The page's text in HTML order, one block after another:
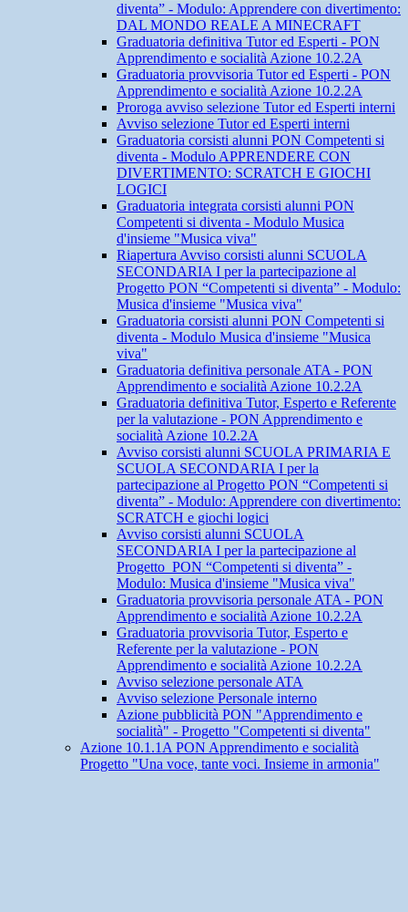
diventa” - Modulo: Apprendere con divertimento:
DAL MONDO REALE A MINECRAFT
Graduatoria definitiva Tutor ed Esperti - PON
Apprendimento e socialità Azione 10.2.2A
Graduatoria provvisoria Tutor ed Esperti - PON
Apprendimento e socialità Azione 10.2.2A
Proroga avviso selezione Tutor ed Esperti interni
Avviso selezione Tutor ed Esperti interni
Graduatoria corsisti alunni PON Competenti si
diventa - Modulo APPRENDERE CON
DIVERTIMENTO: SCRATCH E GIOCHI
LOGICI
Graduatoria integrata corsisti alunni PON
Competenti si diventa - Modulo Musica
d'insieme "Musica viva"
Riapertura Avviso corsisti alunni SCUOLA
SECONDARIA I per la partecipazione al
Progetto PON “Competenti si diventa” - Modulo:
Musica d'insieme "Musica viva"
Graduatoria corsisti alunni PON Competenti si
diventa - Modulo Musica d'insieme "Musica
viva"
Graduatoria definitiva personale ATA - PON
Apprendimento e socialità Azione 10.2.2A
Graduatoria definitiva Tutor, Esperto e Referente
per la valutazione - PON Apprendimento e
socialità Azione 10.2.2A
Avviso corsisti alunni SCUOLA PRIMARIA E
SCUOLA SECONDARIA I per la
partecipazione al Progetto PON “Competenti si
diventa” - Modulo: Apprendere con divertimento:
SCRATCH e giochi logici
Avviso corsisti alunni SCUOLA
SECONDARIA I per la partecipazione al
Progetto PON “Competenti si diventa” -
Modulo: Musica d'insieme "Musica viva"
Graduatoria provvisoria personale ATA - PON
Apprendimento e socialità Azione 10.2.2A
Graduatoria provvisoria Tutor, Esperto e
Referente per la valutazione - PON
Apprendimento e socialità Azione 10.2.2A
Avviso selezione personale ATA
Avviso selezione Personale interno
Azione pubblicità PON "Apprendimento e
socialità" - Progetto "Competenti si diventa"
Azione 10.1.1A PON Apprendimento e socialità
Progetto "Una voce, tante voci. Insieme in armonia"